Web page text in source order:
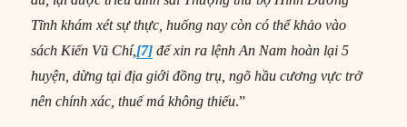
Tĩnh khám xét sự thực, huống nay còn có thể khảo vào
sách Kiến Vũ Chí,[7] để xin ra lệnh An Nam hoàn lại 5
huyện, dừng tại địa giới đồng trụ, ngõ hầu cương vực trở
nên chính xác, thuế má không thiếu.”